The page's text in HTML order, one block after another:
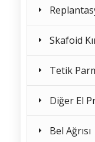
Skafoid
Tetik
Diğer El
Bel Ağrısı